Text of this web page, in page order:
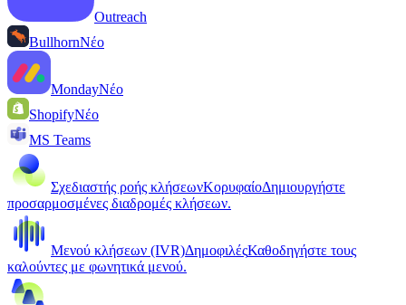
Outreach
BullhornΝέο
MondayΝέο
ShopifyΝέο
MS Teams
Σχεδιαστής ροής κλήσεωνΚορυφαίοΔημιουργήστε
προσαρμοσμένες διαδρομές κλήσεων.
Μενού κλήσεων (IVR)ΔημοφιλέςΚαθοδηγήστε τους
καλούντες με φωνητικά μενού.